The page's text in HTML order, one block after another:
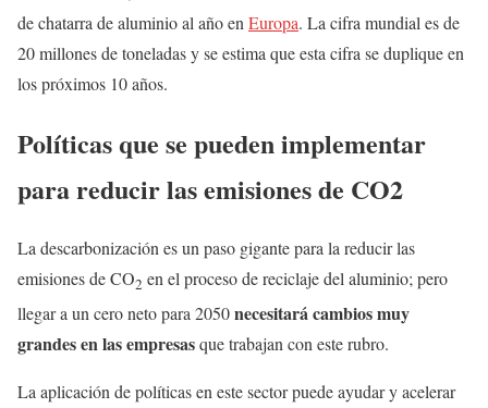
de chatarra de aluminio al año en Europa. La cifra mundial es de
20 millones de toneladas y se estima que esta cifra se duplique en
los próximos 10 años.
Políticas que se pueden implementar
para reducir las emisiones de CO2
La descarbonización es un paso gigante para la reducir las
emisiones de CO2 en el proceso de reciclaje del aluminio; pero
llegar a un cero neto para 2050necesitará cambios muy
grandes en las empresasque trabajan con este rubro.
La aplicación de políticas en este sector puede ayudar y acelerar